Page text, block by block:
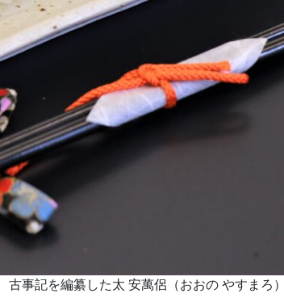
事記を編纂した太 安萬侶（おおの やすまろ